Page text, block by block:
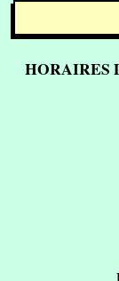
HORAIRES